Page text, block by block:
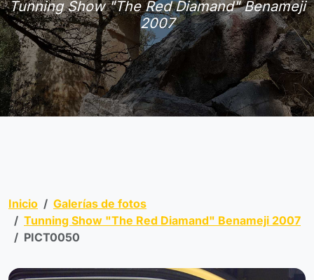
Tunning Show "The Red Diamand" Benameji
2007
Inicio
Galerías de fotos
Tunning Show "The Red Diamand" Benameji 2007
PICT0050